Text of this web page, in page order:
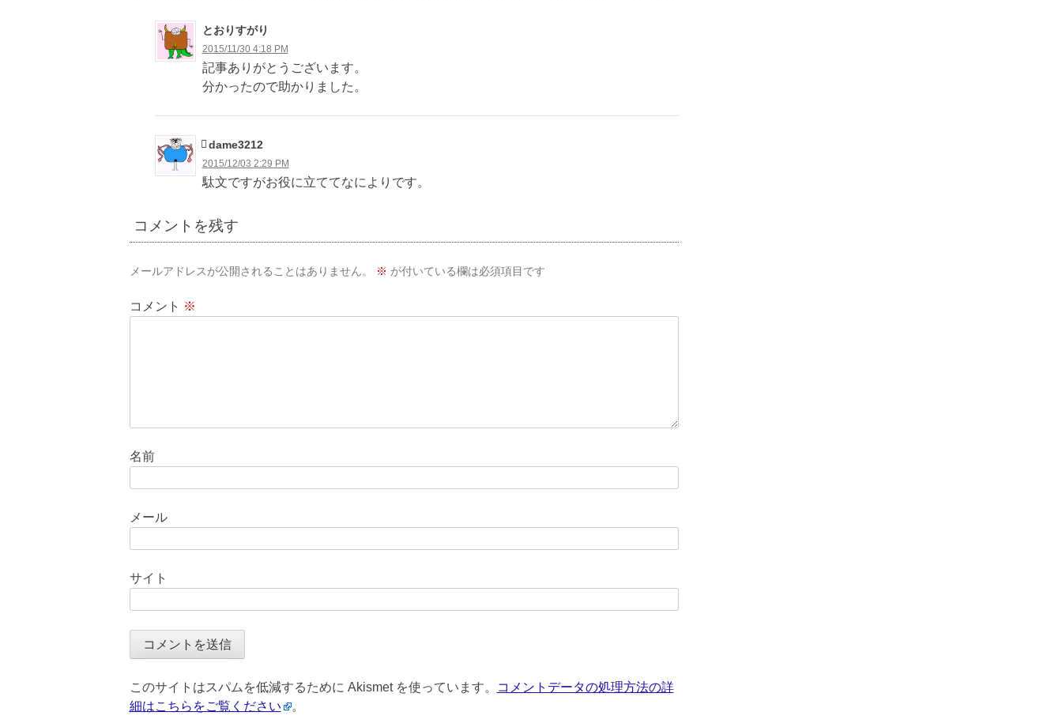
とおりすがり
2015/11/30 4:18 PM
記事ありがとうございます。
分かったので助かりました。
dame3212
2015/12/03 2:29 PM
駄文ですがお役に立ててなによりです。
コメントを残す
メールアドレスが公開されることはありません。 ※ が付いている欄は必須項目です
コメント ※
名前
メール
サイト
このサイトはスパムを低減するために Akismet を使っています。
コメントデータの処理方法の詳
細はこちらをご覧ください
。